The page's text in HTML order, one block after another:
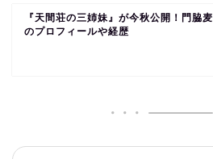
『天間荘の三姉妹』が今秋公開！門脇麦
のプロフィールや経歴